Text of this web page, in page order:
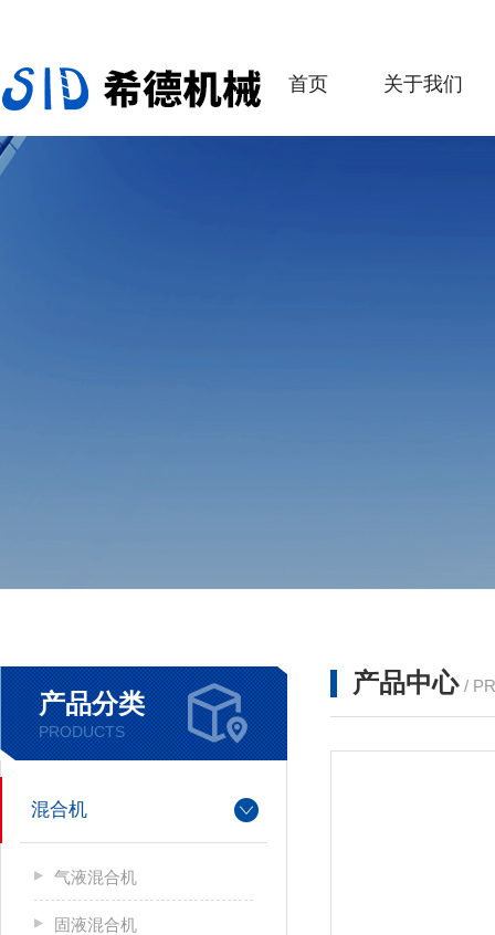
首页 关于我们
产品分类
PRODUCTS
混合机
气液混合机
固液混合机
产品中心 /